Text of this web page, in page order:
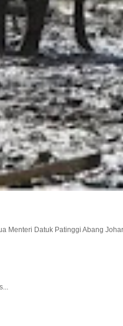
Menteri Datuk Patinggi Abang